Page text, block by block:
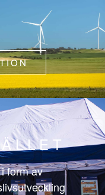
form av